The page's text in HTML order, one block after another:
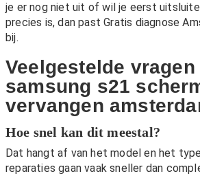
je er nog niet uit of wil je eerst
precies is, dan pastGratis diagnose
bij.
Veelgestelde
samsung s21
vervangen
Hoe snel kan dit meestal?
Dat hangt af van het model en het
reparaties gaan vaak sneller dan